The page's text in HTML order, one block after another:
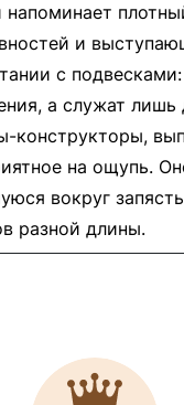
напоминает
и
с
а служат
конструкторы,
на ощупь.
вокруг
разной длины.